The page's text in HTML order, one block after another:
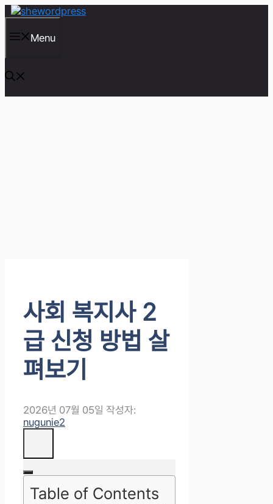
컨
츠
건
너
뛰
기
Menu
사회 복지사 2
급 신청 방법 살
펴보기
2026년 07월 05일 작성자:
nugunie2
Table of Contents